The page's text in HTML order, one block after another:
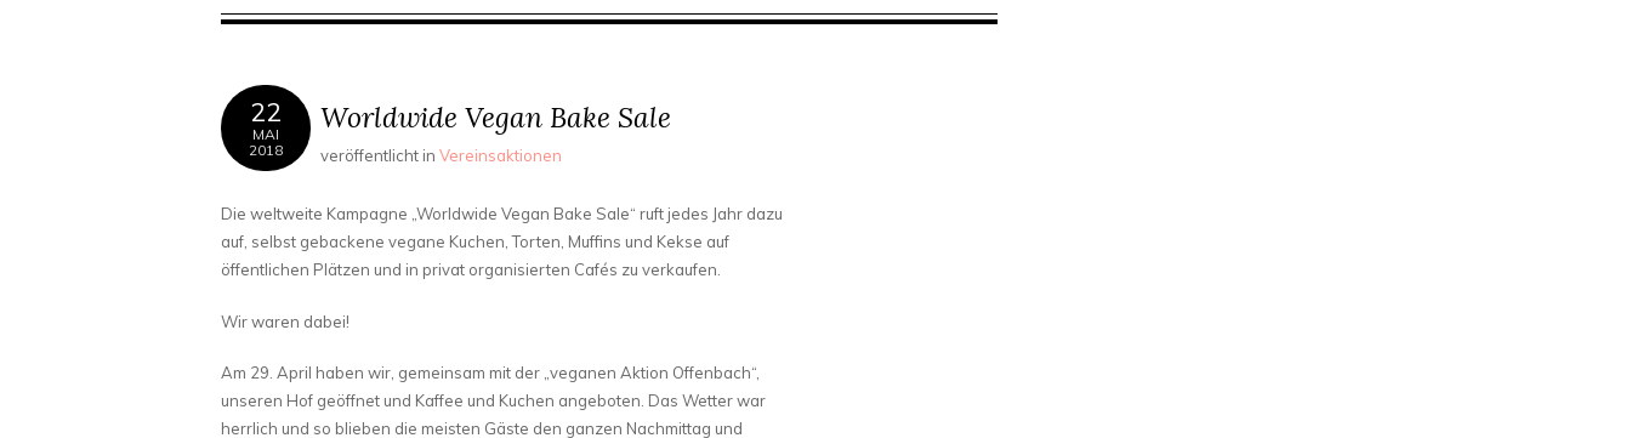
22
MAI
2018
Worldwide Vegan Bake Sale
veröffentlicht in Vereinsaktionen
Die weltweite Kampagne „Worldwide Vegan Bake Sale“ ruft jedes Jahr dazu
auf, selbst gebackene vegane Kuchen, Torten, Muffins und Kekse auf
öffentlichen Plätzen und in privat organisierten Cafés zu verkaufen.
Wir waren dabei!
Am 29. April haben wir, gemeinsam mit der „veganen Aktion Offenbach“,
unseren Hof geöffnet und Kaffee und Kuchen angeboten. Das Wetter war
herrlich und so blieben die meisten Gäste den ganzen Nachmittag und